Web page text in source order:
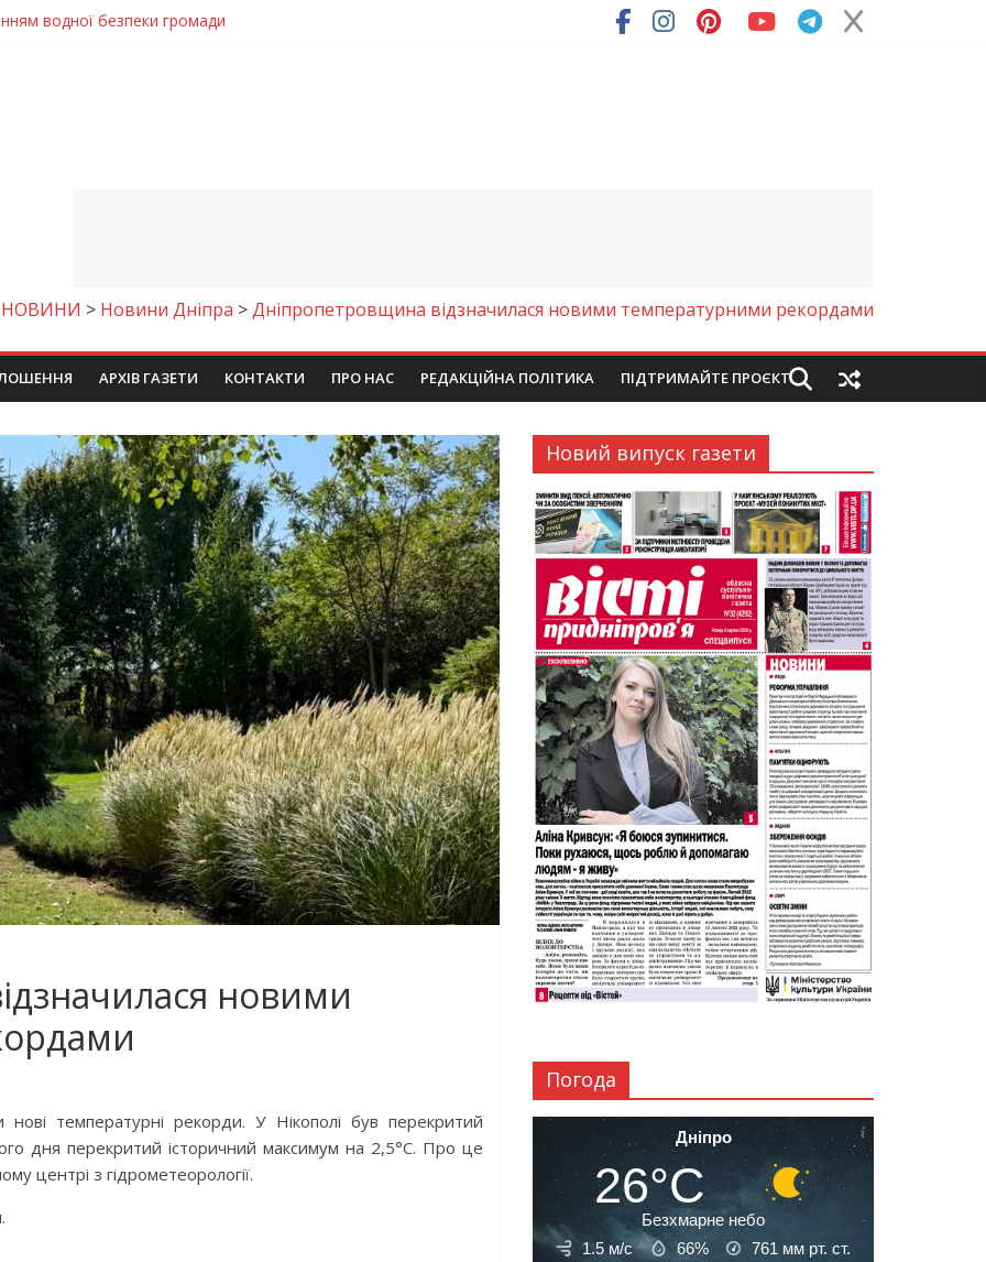
водної безпеки громади
клас
визнали найкращими в Україні
впливати на здоров’я
НОВИНИ > Новини Дніпра >Дніпропетровщина відзначилася новими температурними рекордами
АРХІВ ГАЗЕТИ КОНТАКТИ ПРО НАС РЕДАКЦІЙНА ПОЛІТИКА ПІДТРИМАЙТЕ ПРОЄКТ
новими
температурні рекорди. У Нікополі був перекритий
дня перекритий історичний максимум на 2,5°С. Про це
центрі з гідрометеорології.
Новий випуск газети
Погода
Дніпро
26°C
Безхмарне небо
1.5 м/с
66% 761 мм рт. ст.